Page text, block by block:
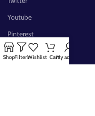
Youtube
Pinterest
FB Group
ShopFiltersWishlist CartMy account